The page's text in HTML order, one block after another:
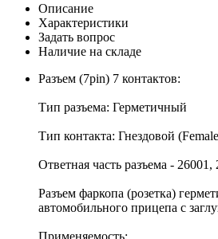
Описание
Характеристики
Задать вопрос
Наличие на складе
Разъем (7pin) 7 контактов:
Тип разъема: Герметичный
Тип контакта: Гнездовой
Ответная часть разъема -
Разъем фаркопа (розетка)
автомобильного прицепа с
Применяемость: